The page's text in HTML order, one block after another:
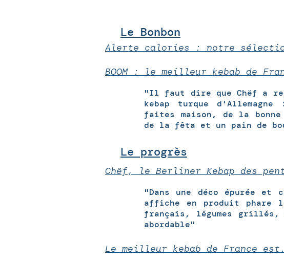
Le Bonbon
Alerte calories : notre
BOOM : le meilleur kebab de
"Il faut dire que Chëf a
kebap turque d'Allemagne
faites maison, de la bonne
de la fêta et un pain de
Le progrès
Chëf, le Berliner Kebap des
"Dans une déco épurée et
affiche en produit phare
français, légumes
abordable"
Le meilleur kebab de France